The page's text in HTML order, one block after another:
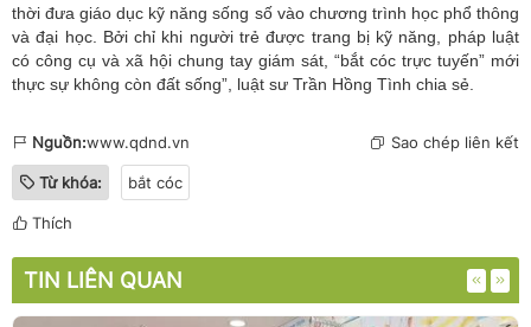
thời đưa giáo dục kỹ năng sống số vào chương trình học phổ thông
và đại học. Bởi chỉ khi người trẻ được trang bị kỹ năng, pháp luật
có công cụ và xã hội chung tay giám sát, “bắt cóc trực tuyến” mới
thực sự không còn đất sống”, luật sư Trần Hồng Tình chia sẻ.
Nguồn:www.qdnd.vn Sao chép liên kết
Từ khóa: bắt cóc
Thích
TIN LIÊN QUAN